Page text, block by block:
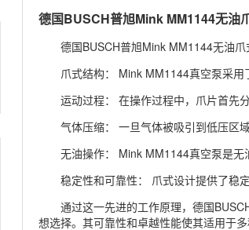
德国BUSCH普旭Mink MM1144无油
德国BUSCH普旭Mink MM1144无油
爪式结构： Mink MM1144真空泵采用
运动过程： 在操作过程中，爪片首先
气体压缩： 一旦气体被吸引到低压区
无油操作： Mink MM1144真空泵是无
稳定性和可靠性： 爪式设计提供了稳
通过这一先进的工作原理，德国
想选择。其可靠性和卓越性能使其适用于多